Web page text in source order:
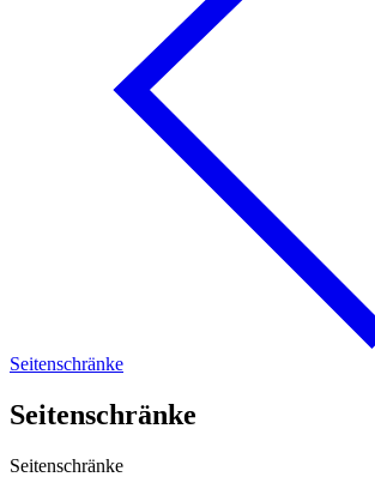
Seitenschränke
Seitenschränke
Seitenschränke